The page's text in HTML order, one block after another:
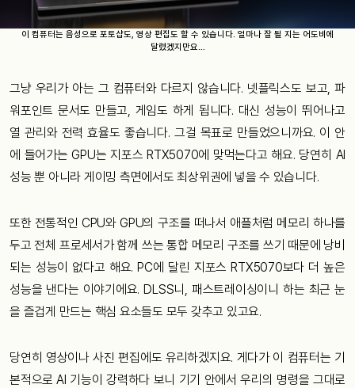
이 컴퓨터는 음성으로 포토샵도, 영상 편집도 할 수 있습니다. 얼마나 잘 될 지는 어도비에
달렸겠지만요…
그냥 우리가 아는 그 컴퓨터와 다르지 않습니다. 넷플릭스도 보고, 파
워포인트 문서도 만들고, 게임도 하게 됩니다. 대신 성능이 뛰어나고
열 관리와 전력 효율도 좋습니다. 그걸 목표로 만들었으니까요. 이 안
에 들어가는 GPU는 지포스 RTX5070에 맞먹는다고 해요. 당연히 AI
성능 뿐 아니라 게이밍 측면에서도 최상위권에 넣을 수 있습니다.
또한 전통적인 CPU와 GPU의 구조를 떠나서 애플처럼 메모리 하나를
두고 전체 프로세서가 함께 쓰는 통합 메모리 구조를 쓰기 때문에 낭비
되는 성능이 없다고 해요. PC에 달린 지포스 RTX5070보다 더 높은
성능을 낸다는 이야기에요. DLSS니, 패스트레이싱이니 하는 최근 눈
을 즐겁게 만드는 핵심 요소들도 모두 갖추고 있고요.
당연히 영상이나 사진 편집에도 유리하겠지요. 게다가 이 컴퓨터는 기
본적으로 AI 기능이 강력하다 보니 기기 안에서 우리의 명령을 그대로